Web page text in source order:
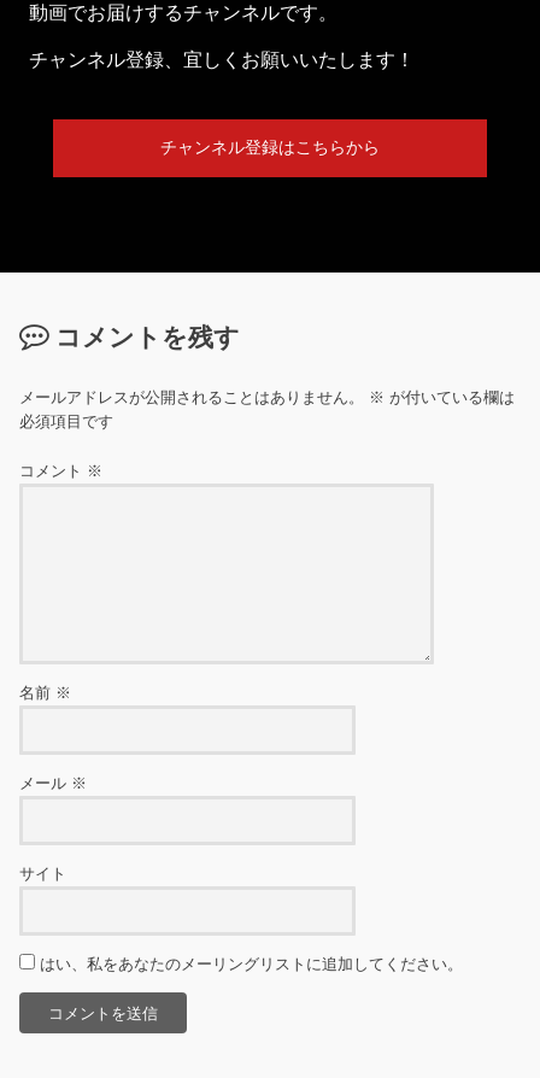
動画でお届けするチャンネルです。
チャンネル登録、宜しくお願いいたします！
チャンネル登録はこちらから
コメントを残す
メールアドレスが公開されることはありません。 ※ が付いている欄は
必須項目です
コメント ※
名前 ※
メール ※
サイト
はい、私をあなたのメーリングリストに追加してください。